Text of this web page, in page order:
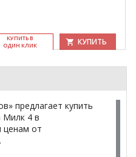
КУ­ПИТЬ В
ОДИН КЛИК
КУПИТЬ
предлагает купить
Милк 4 в
ценам от